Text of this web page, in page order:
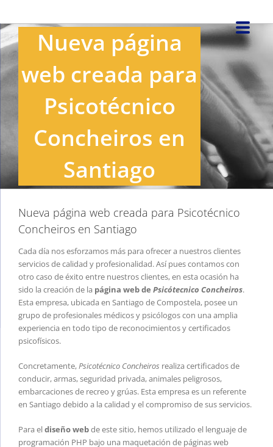
al
contenidoNueva página
web creada para
Psicotécnico
Concheiros en
Santiago
Nueva página web creada para Psicotécnico
Concheiros en Santiago
Cada día nos esforzamos más para ofrecer a nuestros clientes
servicios de calidad y profesionalidad. Así pues contamos con
otro caso de éxito entre nuestros clientes, en esta ocasión ha
sido la creación de la página web de Psicótecnico Concheiros.
Esta empresa, ubicada en Santiago de Compostela, posee un
grupo de profesionales médicos y psicólogos con una amplia
experiencia en todo tipo de reconocimientos y certificados
psicofísicos.
Concretamente,Psicotécnico Concheiros realiza certificados de
conducir, armas, seguridad privada, animales peligrosos,
embarcaciones de recreo y grúas. Esta empresa es un referente
en Santiago debido a la calidad y el compromiso de sus servicios.
Para eldiseño webde este sitio, hemos utilizado el lenguaje de
programación PHP bajo una maquetación de páginas web